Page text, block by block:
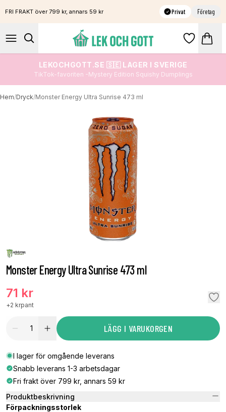
FRI FRAKT över 799 kr, annars 59 kr Privat Företag
LEKOCHGOTT.SE 🇸🇪 LAGER I SVERIGE
TikTok-favoriten -Mystery Edition Squishy Dumplings
Hem/Dryck/Monster Energy Ultra Sunrise 473 ml
Monster Energy Ultra Sunrise 473 ml
71 kr
+2 krpant
LÄGG I VARUKORGEN
I lager för omgående leverans
Snabb leverans 1-3 arbetsdagar
Fri frakt över 799 kr, annars 59 kr
Produktbeskrivning
Förpackningsstorlek